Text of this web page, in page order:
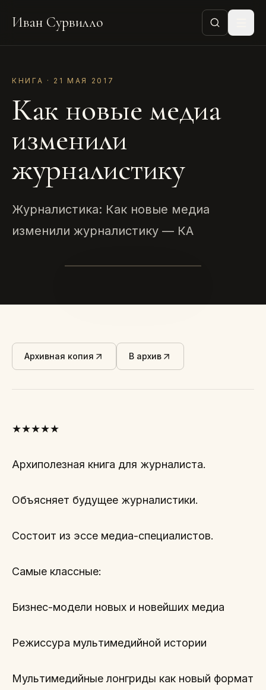
Иван Сурвилло
КНИГА · 21 МАЯ 2017
Как новые медиа
изменили
журналистику
Журналистика: Как новые медиа
изменили журналистику — КА
Архивная копия В архив
★★★★★
Архиполезная книга для журналиста.
Объясняет будущее журналистики.
Состоит из эссе медиа-специалистов.
Самые классные:
Бизнес-модели новых и новейших медиа
Режиссура мультимедийной истории
Мультимедийные лонгриды как новый формат